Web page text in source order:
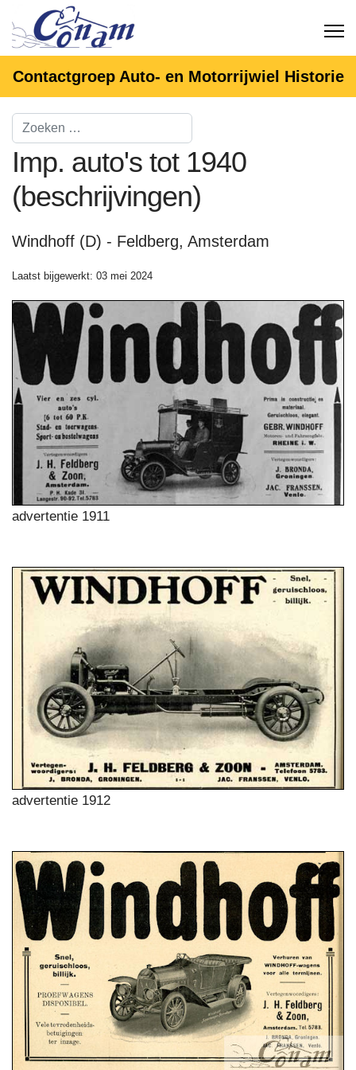
Contactgroep Auto- en Motorrijwiel Historie
Imp. auto's tot 1940
(beschrijvingen)
Windhoff (D) - Feldberg, Amsterdam
Laatst bijgewerkt: 03 mei 2024
advertentie 1911
advertentie 1912